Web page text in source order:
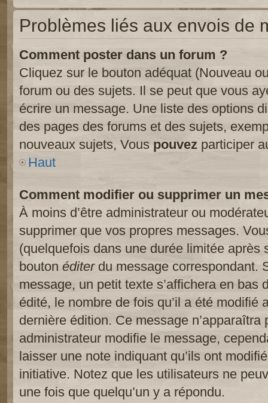
Problèmes liés aux envois de
Comment poster dans un forum ?
Cliquez sur le bouton adéquat (Nouveau
forum ou des sujets. Il se peut que vous
écrire un message. Une liste des options
des pages des forums et des sujets,
nouveaux sujets, Vous pouvez participer
Haut
Comment modifier ou supprimer un
À moins d’être administrateur ou
supprimer que vos propres messages.
(quelquefois dans une durée limitée après
bouton éditerdu message correspondant.
message, un petit texte s’affichera en bas
édité, le nombre de fois qu’il a été modifié
dernière édition. Ce message
administrateur modifie le message,
laisser une note indiquant qu’ils ont
initiative. Notez que les utilisateurs ne
une fois que quelqu’un y a répondu.